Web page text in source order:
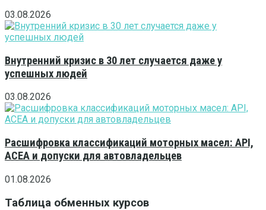
03.08.2026
Внутренний кризис в 30 лет случается даже у
успешных людей
03.08.2026
Расшифровка классификаций моторных масел: API,
ACEA и допуски для автовладельцев
01.08.2026
Таблица обменных курсов